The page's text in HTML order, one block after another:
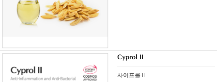
Cyprol II
사이프롤 II